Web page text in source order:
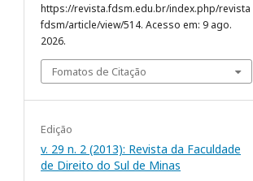
https://revista.fdsm.edu.br/index.php/revista
fdsm/article/view/514. Acesso em: 9 ago.
2026.
Fomatos de Citação
Edição
v. 29 n. 2 (2013): Revista da Faculdade
de Direito do Sul de Minas